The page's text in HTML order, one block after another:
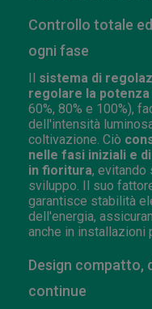
Controllo totale
ogni fase
Il sistema di
regolare la
60%, 80% e 100%),
dell'intensità
coltivazione. Ciò
nelle fasi iniziali e
in fioritura,
sviluppo. Il suo
garantisce stabilità
dell'energia,
anche in installazioni
Design compatto,
continue